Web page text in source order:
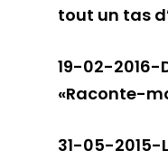
tout un tas
19-02-2016-
«Raconte-
31-05-2015-